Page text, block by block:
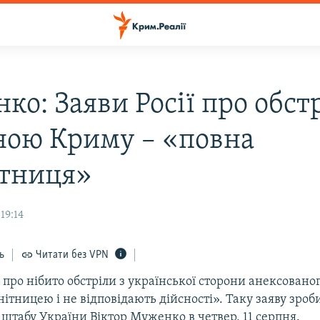
Заяви Росії про
Криму – «повна
Читати без VPN
нібито обстріли з української сторони
і не відповідають дійсності». Таку заяву